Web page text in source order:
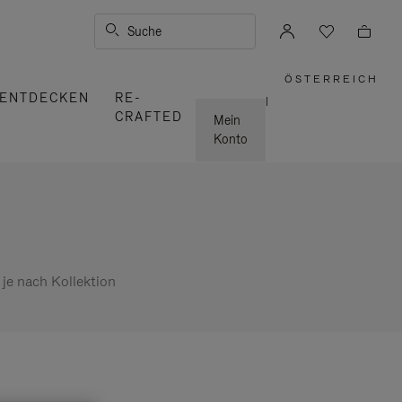
Suche
ENTDECKEN
RE-
CRAFTED
Mein
Konto
ÖSTERREICH
|
nach Kollektion